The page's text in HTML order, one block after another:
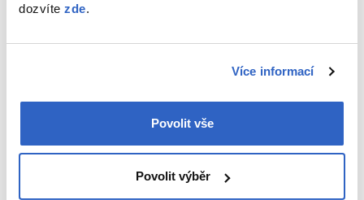
dozvíte zde.
Více informací
Povolit vše
Povolit výběr